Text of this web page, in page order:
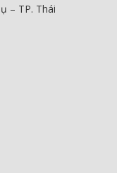
– TP. Thái